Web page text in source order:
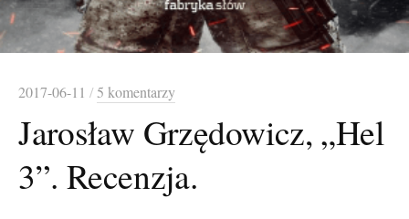
2017-06-11 /5 komentarzy
Jarosław Grzędowicz, „Hel
3”. Recenzja.